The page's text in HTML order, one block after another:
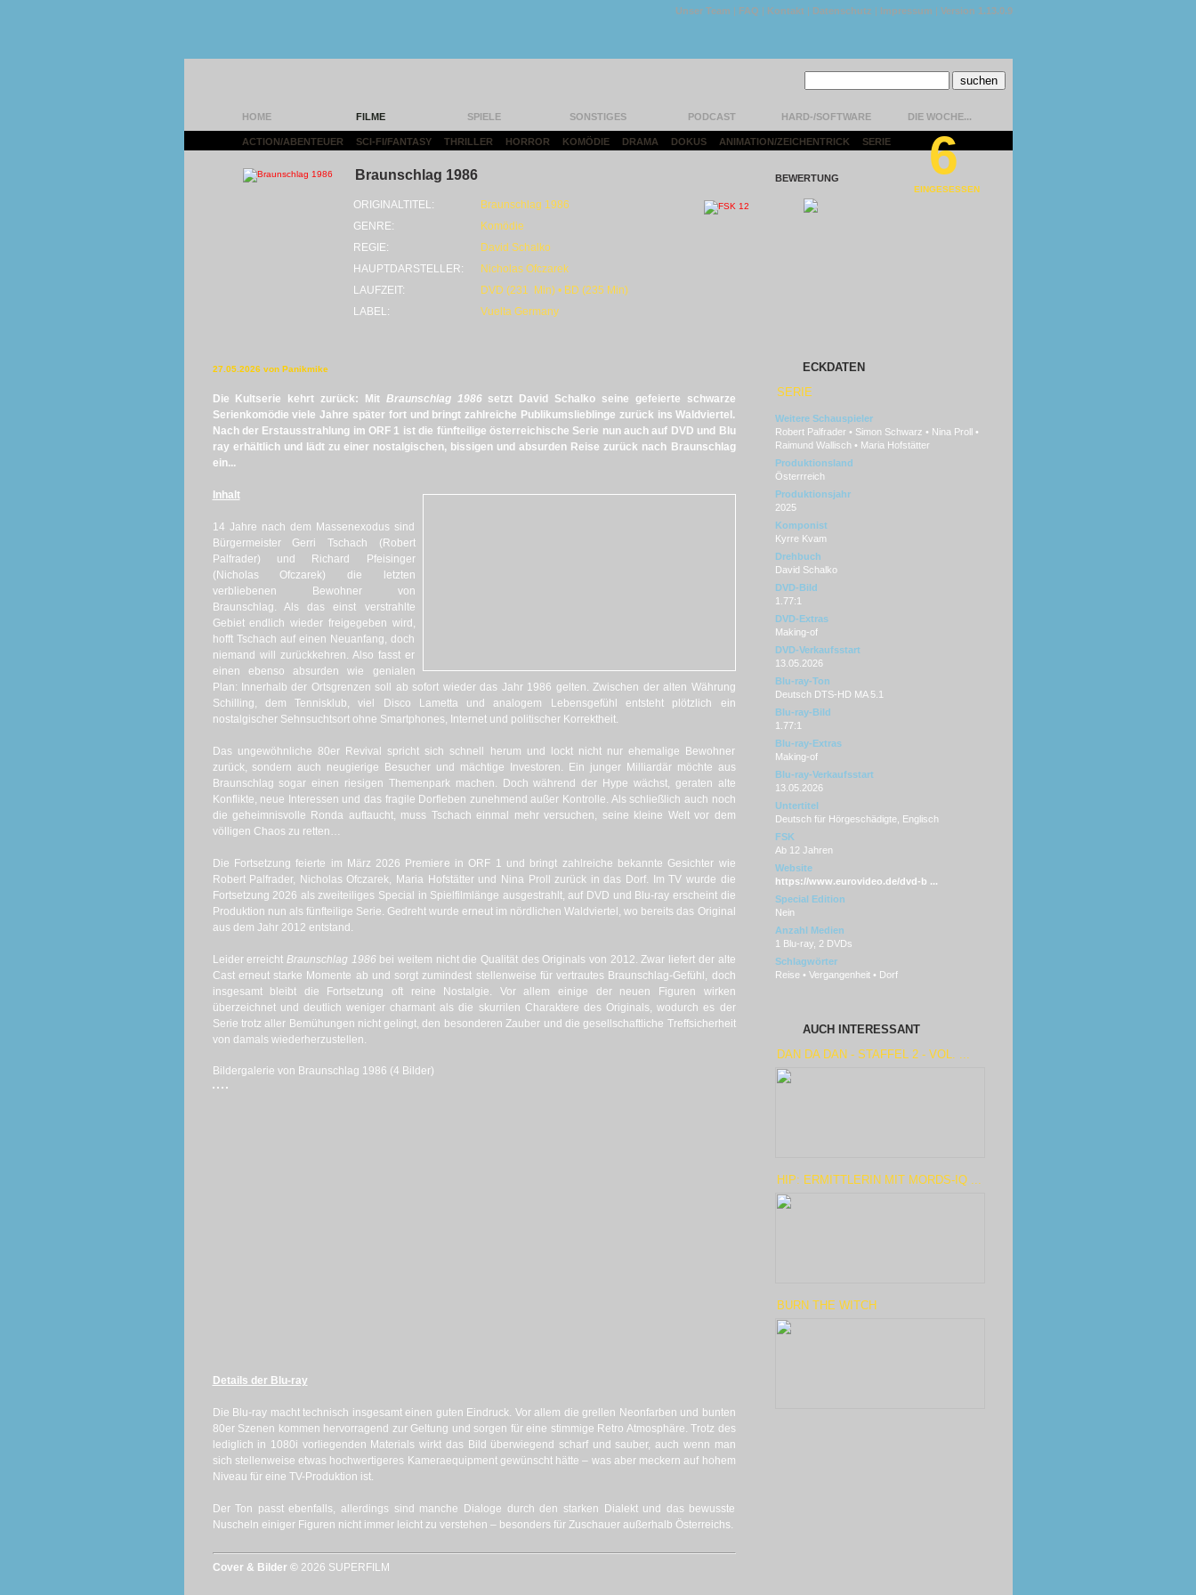
Unser Team | FAQ | Kontakt | Datenschutz | Impressum | Version 1.13.0.9
HOME FILME SPIELE SONSTIGES PODCAST HARD-/SOFTWARE DIE WOCHE...
ACTION/ABENTEUER SCI-FI/FANTASY THRILLER HORROR KOMÖDIE DRAMA DOKUS ANIMATION/ZEICHENTRICK SERIE
Braunschlag 1986
ORIGINALTITEL:
Braunschlag 1986
GENRE:
Komödie
REGIE:
David Schalko
HAUPTDARSTELLER:
Nicholas Ofczarek
LAUFZEIT:
DVD (231 Min) • BD (235 Min)
LABEL:
Vuelta Germany
BEWERTUNG 6
EINGESESSEN
27.05.2026 von Panikmike
Die Kultserie kehrt zurück: Mit Braunschlag 1986setzt David Schalko seine gefeierte schwarze
Serienkomödie viele Jahre später fort und bringt zahlreiche Publikumslieblinge zurück ins Waldviertel.
Nach der Erstausstrahlung im ORF 1 ist die fünfteilige österreichische Serie nun auch auf DVD und Blu
ray erhältlich und lädt zu einer nostalgischen, bissigen und absurden Reise zurück nach Braunschlag
ein...
Inhalt
14 Jahre nach dem Massenexodus sind
Bürgermeister Gerri Tschach (Robert
Palfrader) und Richard Pfeisinger
(Nicholas Ofczarek) die letzten
verbliebenen Bewohner von
Braunschlag. Als das einst verstrahlte
Gebiet endlich wieder freigegeben wird,
hofft Tschach auf einen Neuanfang, doch
niemand will zurückkehren. Also fasst er
einen ebenso absurden wie genialen
Plan: Innerhalb der Ortsgrenzen soll ab sofort wieder das Jahr 1986 gelten. Zwischen der alten Währung
Schilling, dem Tennisklub, viel Disco Lametta und analogem Lebensgefühl entsteht plötzlich ein
nostalgischer Sehnsuchtsort ohne Smartphones, Internet und politischer Korrektheit.
Das ungewöhnliche 80er Revival spricht sich schnell herum und lockt nicht nur ehemalige Bewohner
zurück, sondern auch neugierige Besucher und mächtige Investoren. Ein junger Milliardär möchte aus
Braunschlag sogar einen riesigen Themenpark machen. Doch während der Hype wächst, geraten alte
Konflikte, neue Interessen und das fragile Dorfleben zunehmend außer Kontrolle. Als schließlich auch noch
die geheimnisvolle Ronda auftaucht, muss Tschach einmal mehr versuchen, seine kleine Welt vor dem
völligen Chaos zu retten…
Die Fortsetzung feierte im März 2026 Premiere in ORF 1 und bringt zahlreiche bekannte Gesichter wie
Robert Palfrader, Nicholas Ofczarek, Maria Hofstätter und Nina Proll zurück in das Dorf. Im TV wurde die
Fortsetzung 2026 als zweiteiliges Special in Spielfilmlänge ausgestrahlt, auf DVD und Blu-ray erscheint die
Produktion nun als fünfteilige Serie. Gedreht wurde erneut im nördlichen Waldviertel, wo bereits das Original
aus dem Jahr 2012 entstand.
Leider erreicht Braunschlag 1986bei weitem nicht die Qualität des Originals von 2012. Zwar liefert der alte
Cast erneut starke Momente ab und sorgt zumindest stellenweise für vertrautes Braunschlag-Gefühl, doch
insgesamt bleibt die Fortsetzung oft reine Nostalgie. Vor allem einige der neuen Figuren wirken
überzeichnet und deutlich weniger charmant als die skurrilen Charaktere des Originals, wodurch es der
Serie trotz aller Bemühungen nicht gelingt, den besonderen Zauber und die gesellschaftliche Treffsicherheit
von damals wiederherzustellen.
Bildergalerie von Braunschlag 1986 (4 Bilder)
Details der Blu-ray
Die Blu-ray macht technisch insgesamt einen guten Eindruck. Vor allem die grellen Neonfarben und bunten
80er Szenen kommen hervorragend zur Geltung und sorgen für eine stimmige Retro Atmosphäre. Trotz des
lediglich in 1080i vorliegenden Materials wirkt das Bild überwiegend scharf und sauber, auch wenn man
sich stellenweise etwas hochwertigeres Kameraequipment gewünscht hätte – was aber meckern auf hohem
Niveau für eine TV-Produktion ist.
Der Ton passt ebenfalls, allerdings sind manche Dialoge durch den starken Dialekt und das bewusste
Nuscheln einiger Figuren nicht immer leicht zu verstehen – besonders für Zuschauer außerhalb Österreichs.
Cover & Bilder © 2026 SUPERFILM
ECKDATEN
SERIE
Weitere Schauspieler
Robert Palfrader • Simon Schwarz • Nina Proll •
Raimund Wallisch • Maria Hofstätter
Produktionsland
Österrreich
Produktionsjahr
2025
Komponist
Kyrre Kvam
Drehbuch
David Schalko
DVD-Bild
1.77:1
DVD-Extras
Making-of
DVD-Verkaufsstart
13.05.2026
Blu-ray-Ton
Deutsch DTS-HD MA 5.1
Blu-ray-Bild
1.77:1
Blu-ray-Extras
Making-of
Blu-ray-Verkaufsstart
13.05.2026
Untertitel
Deutsch für Hörgeschädigte, Englisch
FSK
Ab 12 Jahren
Website
https://www.eurovideo.de/dvd-b ...
Special Edition
Nein
Anzahl Medien
1 Blu-ray, 2 DVDs
Schlagwörter
Reise • Vergangenheit • Dorf
AUCH INTERESSANT
DAN DA DAN - STAFFEL 2 - VOL. ...
HIP: ERMITTLERIN MIT MORDS-IQ ...
BURN THE WITCH